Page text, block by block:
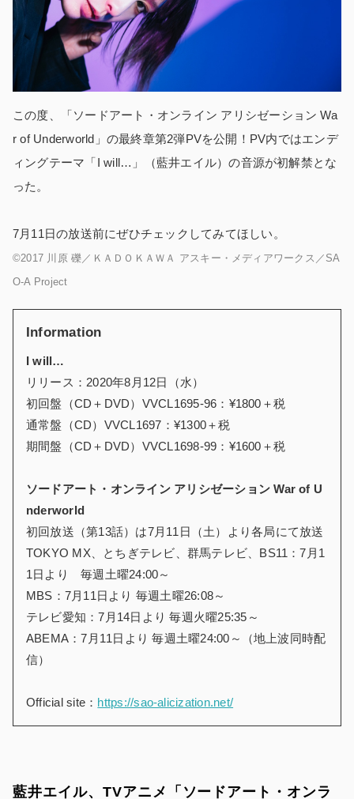
この度、「ソードアート・オンライン アリシゼーション Wa
r of Underworld」の最終章第2弾PVを公開！PV内ではエンデ
ィングテーマ「I will…」（藍井エイル）の音源が初解禁とな
った。
7月11日の放送前にぜひチェックしてみてほしい。
©2017 川原 礫／ＫＡＤＯＫＡＷＡ アスキー・メディアワークス／SA
O-A Project
Information
I will…
リリース：2020年8月12日（水）
初回盤（CD＋DVD）VVCL1695-96：¥1800＋税
通常盤（CD）VVCL1697：¥1300＋税
期間盤（CD＋DVD）VVCL1698-99：¥1600＋税
ソードアート・オンライン アリシゼーション War of U
nderworld
初回放送（第13話）は7月11日（土）より各局にて放送
TOKYO MX、とちぎテレビ、群馬テレビ、BS11：7月1
1日より 毎週土曜24:00～
MBS：7月11日より 毎週土曜26:08～
テレビ愛知：7月14日より 毎週火曜25:35～
ABEMA：7月11日より 毎週土曜24:00～（地上波同時配
信）
Official site： https://sao-alicization.net/
藍井エイル、TVアニメ「ソードアート・オンラ